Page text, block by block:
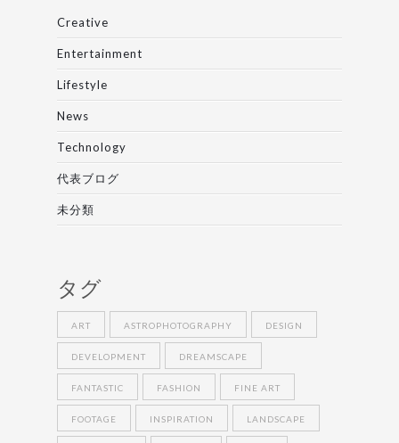
Creative
Entertainment
Lifestyle
News
Technology
代表ブログ
未分類
タグ
ART ASTROPHOTOGRAPHY DESIGN
DEVELOPMENT DREAMSCAPE
FANTASTIC FASHION FINE ART
FOOTAGE INSPIRATION LANDSCAPE